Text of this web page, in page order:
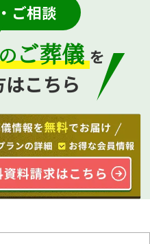
ご相談
ご葬儀を
こちら